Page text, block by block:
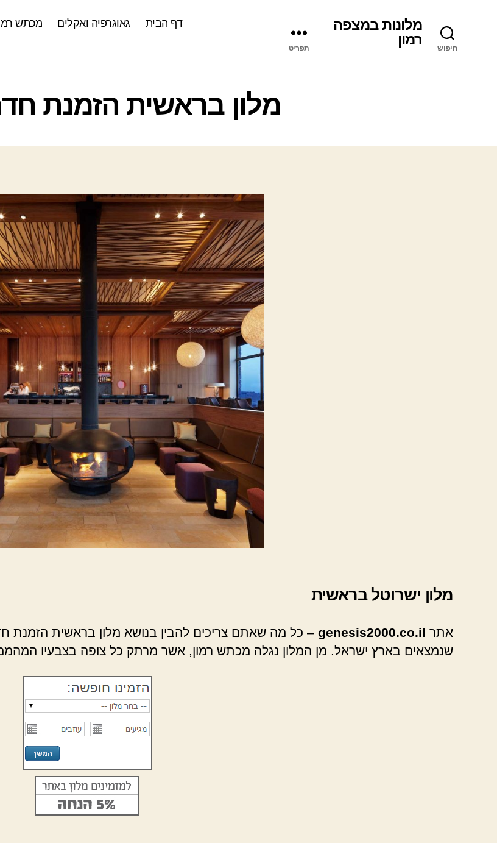
חיפוש
מלונות במצפה
רמון
תפריט
דף הבית גאוגרפיה ואקלים מכתש
ק
ט
ר
מלון בראשית הזמנת חדרים
מלון ישרוטל בראשית
אתר genesis2000.co.il
שנמצאים בארץ ישראל. מן המלון נגלה מכתש רמון, אשר מרתק כל צופה בצבעיו